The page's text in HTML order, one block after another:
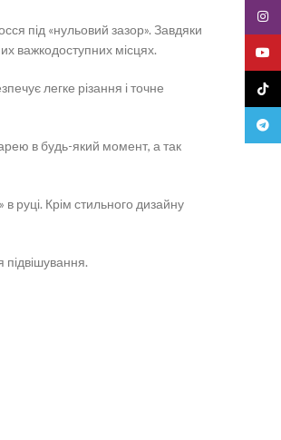
під «нульовий зазор». Завдяки
важкодоступних місцях.
легке різання і точне
в будь-який момент, а так
руці. Крім стильного дизайну